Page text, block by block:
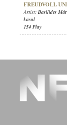
FREUDVOLL
Artist: Basilides
körül
154 Play